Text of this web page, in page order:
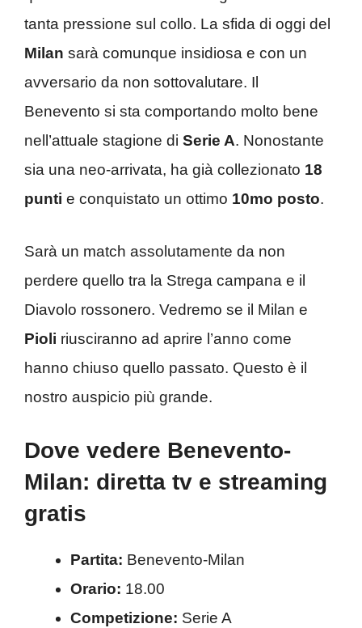
tanta pressione sul collo. La sfida di oggi del
Milan sarà comunque insidiosa e con un
avversario da non sottovalutare. Il
Benevento si sta comportando molto bene
nell’attuale stagione di Serie A. Nonostante
sia una neo-arrivata, ha già collezionato 18
punti e conquistato un ottimo 10mo posto.
Sarà un match assolutamente da non
perdere quello tra la Strega campana e il
Diavolo rossonero. Vedremo se il Milan e
Pioli riusciranno ad aprire l’anno come
hanno chiuso quello passato. Questo è il
nostro auspicio più grande.
Dove vedere Benevento-
Milan: diretta tv e streaming
gratis
Partita: Benevento-Milan
Orario: 18.00
Competizione: Serie A